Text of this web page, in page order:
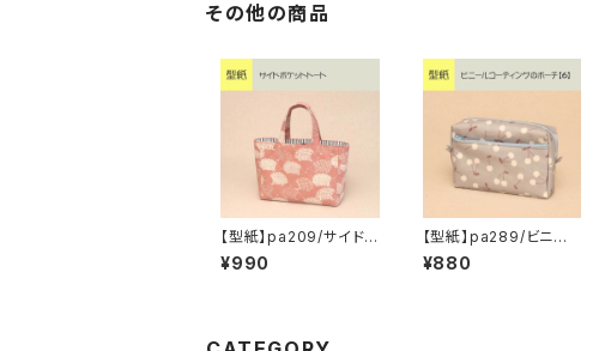
その他の商品
【型紙】pa209/サイド
ポケットトート
¥990
【型紙】pa289/ビニー
ルコーティングのポーチ
【6】
¥880